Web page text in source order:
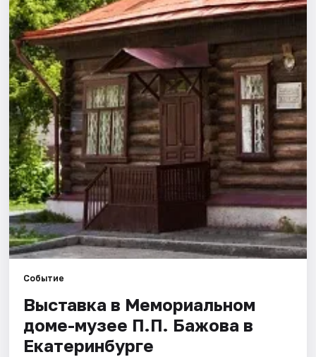
Города
Площадки
Артисты
Рейтинги
Событие
Выставка в Мемориальном
доме-музее П.П. Бажова в
Екатеринбурге